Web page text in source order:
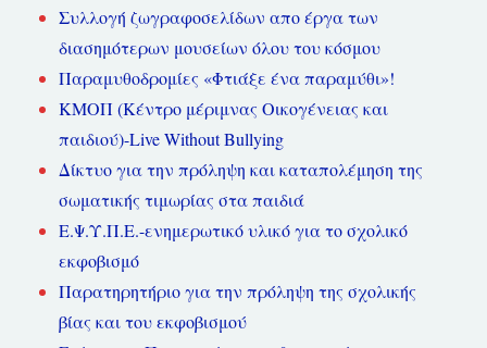
Συλλογή ζωγραφοσελίδων απο έργα των
διασημότερων μουσείων όλου του κόσμου
Παραμυθοδρομίες «Φτιάξε ένα παραμύθι»!
ΚΜΟΠ (Κέντρο μέριμνας Οικογένειας και
παιδιού)-Live Without Bullying
Δίκτυο για την πρόληψη και καταπολέμηση της
σωματικής τιμωρίας στα παιδιά
Ε.Ψ.Υ.Π.Ε.-ενημερωτικό υλικό για το σχολικό
εκφοβισμό
Παρατηρητήριο για την πρόληψη της σχολικής
βίας και του εκφοβισμού